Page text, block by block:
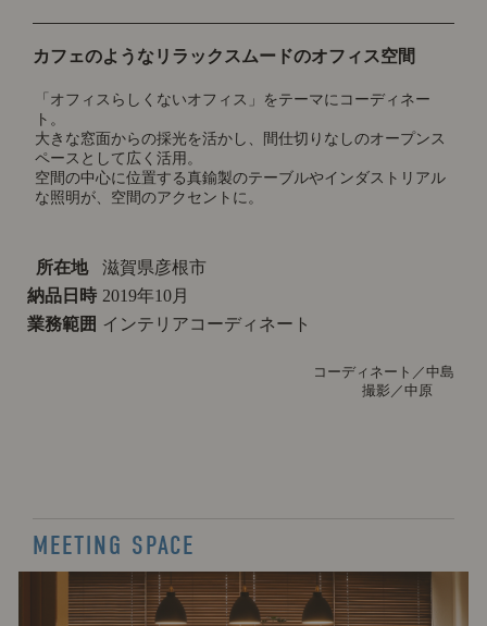
カフェのようなリラックスムードのオフィス空間
「オフィスらしくないオフィス」をテーマにコーディネー
ト。
大きな窓面からの採光を活かし、間仕切りなしのオープンス
ペースとして広く活用。
空間の中心に位置する真鍮製のテーブルやインダストリアル
な照明が、空間のアクセントに。
所在地
滋賀県彦根市
納品日時 2019年10月
業務範囲 インテリアコーディネート
コーディネート／中島
撮影／中原
MEETING SPACE